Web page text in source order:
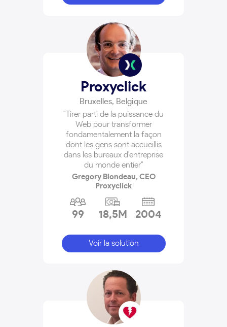
Proxyclick
Bruxelles, Belgique
"Tirer parti de la puissance du
Web pour transformer
fondamentalement la façon
dont les gens sont accueillis
dans les bureaux d'entreprise
du monde entier"
Gregory Blondeau, CEO
Proxyclick
99 18,5M 2004
Voir la solution